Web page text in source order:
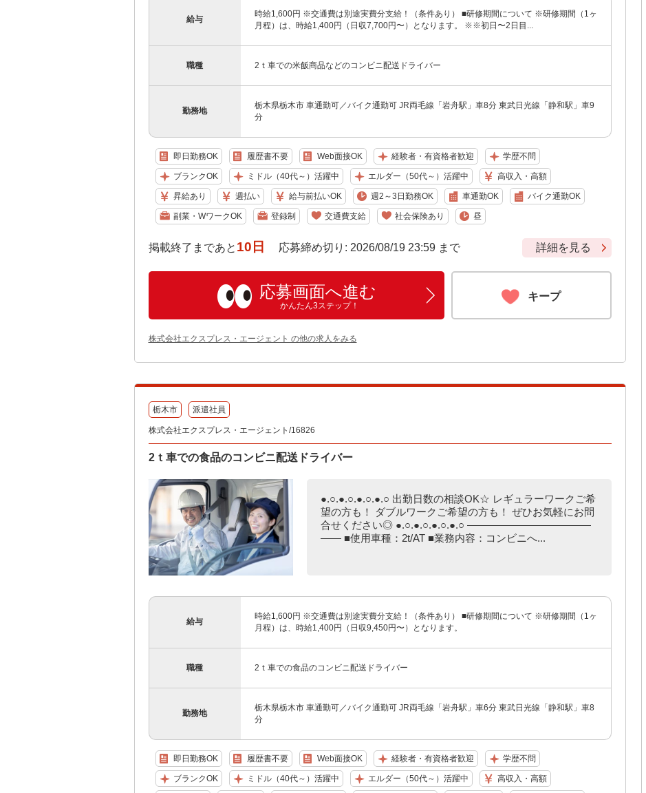
給与
時給1,600円 ※交通費は別途実費分支給！（条件あり） ■研修期間について ※研修期間（1ヶ
月程）は、時給1,400円（日収7,700円〜）となります。 ※※初日〜2日目...
職種 2ｔ車での米飯商品などのコンビニ配送ドライバー
勤務地
栃木県栃木市 車通勤可／バイク通勤可 JR両毛線「岩舟駅」車8分 東武日光線「静和駅」車9
分
即日勤務OK 履歴書不要 Web面接OK 経験者・有資格者歓迎 学歴不問
ブランクOK ミドル（40代～）活躍中 エルダー（50代～）活躍中 高収入・高額
昇給あり 週払い 給与前払いOK 週2～3日勤務OK 車通勤OK バイク通勤OK
副業・WワークOK 登録制 交通費支給 社会保険あり 昼
掲載終了まであと 10日 応募締め切り: 2026/08/19 23:59 まで 詳細を見る
応募画面へ進む
かんたん3ステップ！
キープ
株式会社エクスプレス・エージェント の他の求人をみる
栃木市 派遣社員
株式会社エクスプレス・エージェント/16826
2ｔ車での食品のコンビニ配送ドライバー
●.○.●.○.●.○.●.○ 出勤日数の相談OK☆ レギュラーワークご希
望の方も！ ダブルワークご希望の方も！ ぜひお気軽にお問
合せください◎ ●.○.●.○.●.○.●.○ ――――――――――――
―― ■使用車種：2t/AT ■業務内容：コンビニへ...
給与
時給1,600円 ※交通費は別途実費分支給！（条件あり） ■研修期間について ※研修期間（1ヶ
月程）は、時給1,400円（日収9,450円〜）となります。
職種 2ｔ車での食品のコンビニ配送ドライバー
勤務地
栃木県栃木市 車通勤可／バイク通勤可 JR両毛線「岩舟駅」車6分 東武日光線「静和駅」車8
分
即日勤務OK 履歴書不要 Web面接OK 経験者・有資格者歓迎 学歴不問
ブランクOK ミドル（40代～）活躍中 エルダー（50代～）活躍中 高収入・高額